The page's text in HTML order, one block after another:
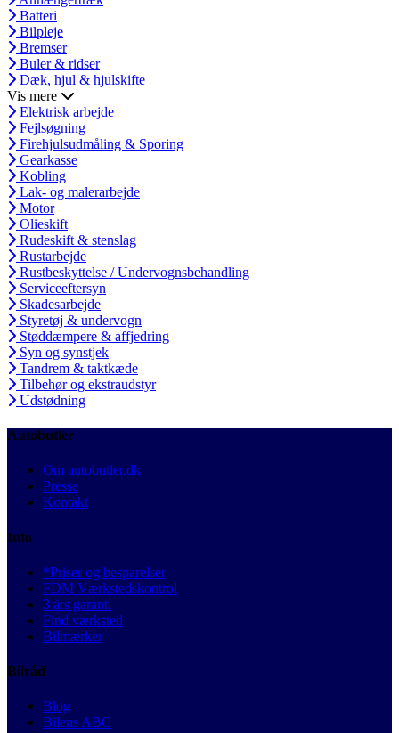
Batteri
Bilpleje
Bremser
Buler & ridser
Dæk, hjul & hjulskifte
Vis mere
Elektrisk arbejde
Fejlsøgning
Firehjulsudmåling & Sporing
Gearkasse
Kobling
Lak- og malerarbejde
Motor
Olieskift
Rudeskift & stenslag
Rustarbejde
Rustbeskyttelse / Undervognsbehandling
Serviceeftersyn
Skadesarbejde
Styretøj & undervogn
Støddæmpere & affjedring
Syn og synstjek
Tandrem & taktkæde
Tilbehør og ekstraudstyr
Udstødning
Autobutler
Om autobutler.dk
Presse
Kontakt
Info
*Priser og besparelser
FDM Værkstedskontrol
3 års garanti
Find værksted
Bilmærker
Bilråd
Blog
Bilens ABC